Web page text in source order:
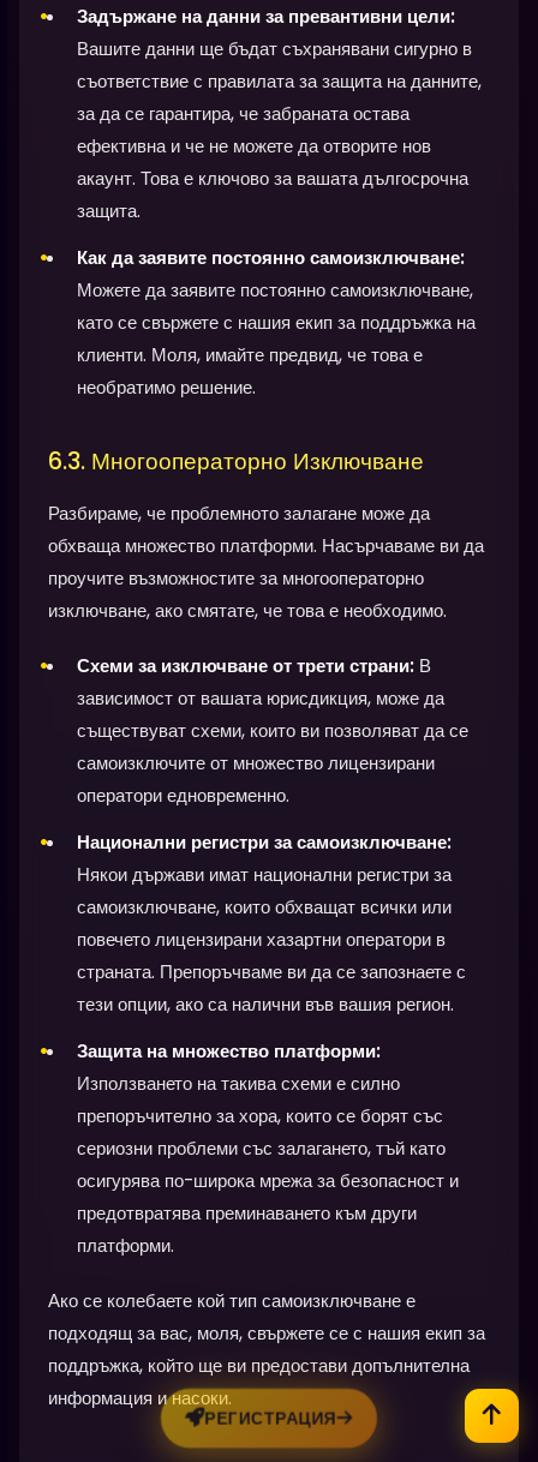
Задържане на данни за превантивни цели:
Вашите данни ще бъдат съхранявани сигурно в
съответствие с правилата за защита на данните,
за да се гарантира, че забраната остава
ефективна и че не можете да отворите нов
акаунт. Това е ключово за вашата дългосрочна
защита.
Как да заявите постоянно самоизключване:
Можете да заявите постоянно самоизключване,
като се свържете с нашия екип за поддръжка на
клиенти. Моля, имайте предвид, че това е
необратимо решение.
6.3. Многооператорно Изключване
Разбираме, че проблемното залагане може да
обхваща множество платформи. Насърчаваме ви да
проучите възможностите за многооператорно
изключване, ако смятате, че това е необходимо.
Схеми за изключване от трети страни: В
зависимост от вашата юрисдикция, може да
съществуват схеми, които ви позволяват да се
самоизключите от множество лицензирани
оператори едновременно.
Национални регистри за самоизключване:
Някои държави имат национални регистри за
самоизключване, които обхващат всички или
повечето лицензирани хазартни оператори в
страната. Препоръчваме ви да се запознаете с
тези опции, ако са налични във вашия регион.
Защита на множество платформи:
Използването на такива схеми е силно
препоръчително за хора, които се борят със
сериозни проблеми със залагането, тъй като
осигурява по-широка мрежа за безопасност и
предотвратява преминаването към други
платформи.
Ако се колебаете кой тип самоизключване е
подходящ за вас, моля, свържете се с нашия екип за
поддръжка, който ще ви предостави допълнителна
информация и насоки.
РЕГИСТРАЦИЯ